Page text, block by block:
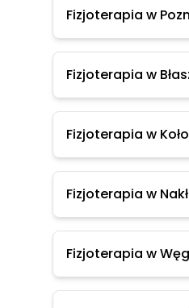
Fizjoterapia w
Fizjoterapia w
Fizjoterapia w Koło
Fizjoterapia w
Fizjoterapia w